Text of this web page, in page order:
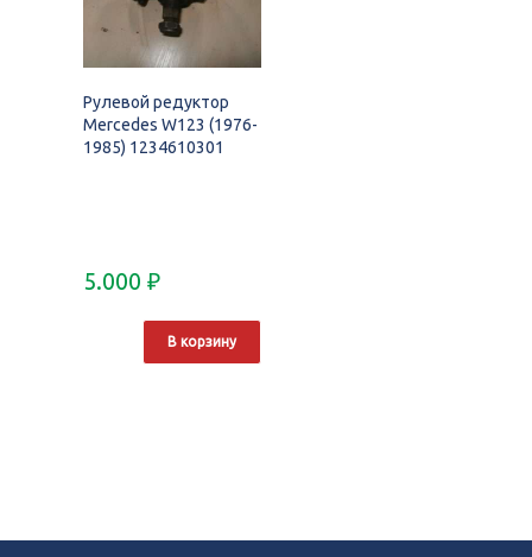
Рулевой редуктор
Mercedes W123 (1976-
1985) 1234610301
5.000 ₽
В корзину